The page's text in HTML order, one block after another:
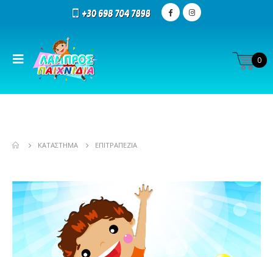
0
ΚΑΤΆΣΤΗΜΑ ΕΠΙΤΡΑΠΕΖΊΑ